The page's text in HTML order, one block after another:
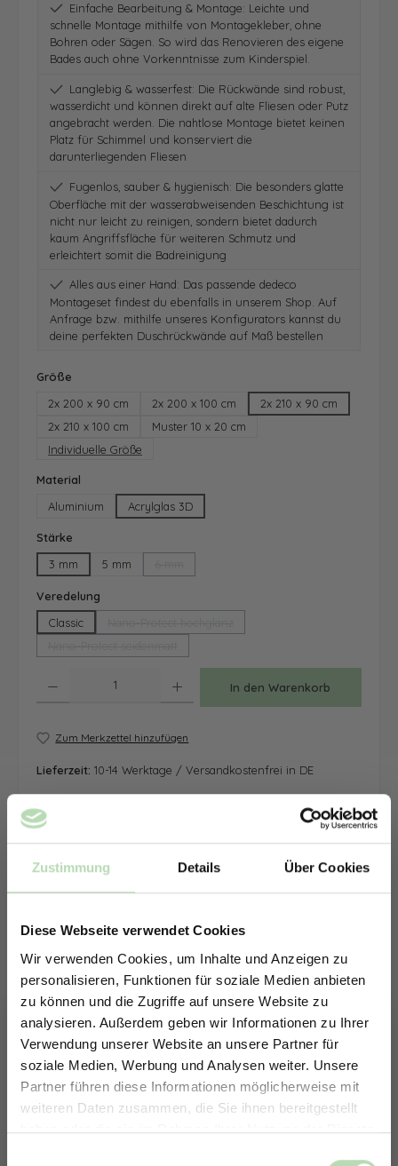
Zustimmung Details Über Cookies
Diese Webseite verwendet Cookies
Wir verwenden Cookies, um Inhalte und Anzeigen zu
personalisieren, Funktionen für soziale Medien anbieten
zu können und die Zugriffe auf unsere Website zu
analysieren. Außerdem geben wir Informationen zu Ihrer
Verwendung unserer Website an unsere Partner für
soziale Medien, Werbung und Analysen weiter. Unsere
Partner führen diese Informationen möglicherweise mit
weiteren Daten zusammen, die Sie ihnen bereitgestellt
haben oder die sie im Rahmen Ihrer Nutzung der Dienste
Einfache Bearbeitung & Montage: Leichte und
schnelle Montage mithilfe von Montagekleber, ohne
Bohren oder Sägen. So wird das Renovieren des eigene
Bades auch ohne Vorkenntnisse zum Kinderspiel.
Langlebig & wasserfest: Die Rückwände sind robust,
wasserdicht und können direkt auf alte Fliesen oder Putz
angebracht werden. Die nahtlose Montage bietet keinen
Platz für Schimmel und konserviert die
darunterliegenden Fliesen
Fugenlos, sauber & hygienisch: Die besonders glatte
Oberfläche mit der wasserabweisenden Beschichtung ist
nicht nur leicht zu reinigen, sondern bietet dadurch
kaum Angriffsfläche für weiteren Schmutz und
erleichtert somit die Badreinigung
Alles aus einer Hand: Das passende dedeco
Montageset findest du ebenfalls in unserem Shop. Auf
Anfrage bzw. mithilfe unseres Konfigurators kannst du
deine perfekten Duschrückwände auf Maß bestellen
Größe
2x 200 x 90 cm
2x 200 x 100 cm
2x 210 x 90 cm
2x 210 x 100 cm
Muster 10 x 20 cm
Individuelle Größe
Material
Aluminium
Acrylglas 3D
Stärke
3 mm
5 mm
Veredelung
Classic
In den Warenkorb
Zum Merkzettel hinzufügen
Lieferzeit: 10-14 Werktage / Versandkostenfrei in DE
ERHALTE 5% RABATT AUF
DEINE RÜCKWÄNDE